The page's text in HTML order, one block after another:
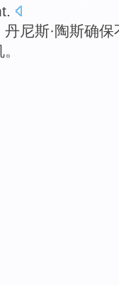
丹尼斯·陶斯确保
。